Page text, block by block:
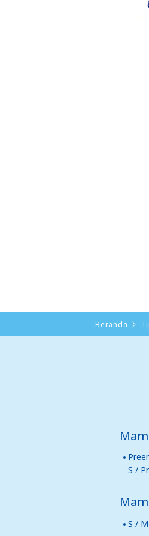
Beranda
S /
S / M